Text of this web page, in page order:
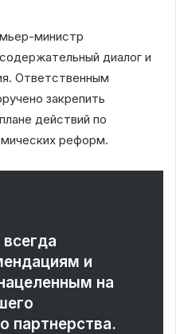
министр
диалог и
Ответственным
закрепить
действий по
реформ.
и
на
партнерства.